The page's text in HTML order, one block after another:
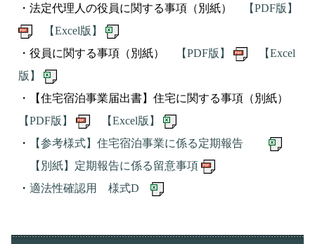
・法定代理人の役員に関する事項（別紙）
【PDF版】
【Excel版】
・役員に関する事項（別紙）
【PDF版】
【Excel
版】
・【住宅宿泊事業届出書】住宅に関する事項（別紙）
【PDF版】
【Excel版】
・
【参考様式】住宅宿泊事業に係る定期報告
【別紙】定期報告に係る留意事項
・ 適法性確認用 様式D